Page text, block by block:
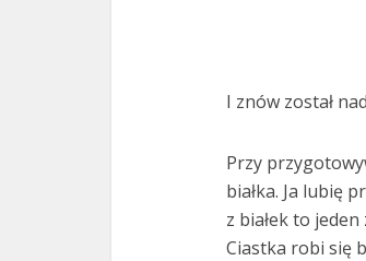
I znów został
Przy
białka. Ja lubię
z białek to
Ciastka robi się